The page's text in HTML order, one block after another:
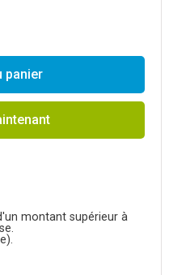
panier
montant supérieur à